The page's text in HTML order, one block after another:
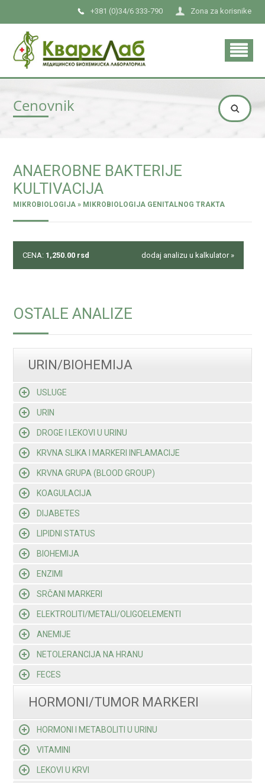
Zona za korisnike
+381 (0)34/6 333-790
Cenovnik
ANAEROBNE BAKTERIJE
KULTIVACIJA
MIKROBIOLOGIJA » MIKROBIOLOGIJA GENITALNOG TRAKTA
CENA: 1,250.00 rsd dodaj analizu u kalkulator »
OSTALE ANALIZE
URIN/BIOHEMIJA
USLUGE
URIN
DROGE I LEKOVI U URINU
KRVNA SLIKA I MARKERI INFLAMACIJE
KRVNA GRUPA (BLOOD GROUP)
KOAGULACIJA
DIJABETES
LIPIDNI STATUS
BIOHEMIJA
ENZIMI
SRČANI MARKERI
ELEKTROLITI/METALI/OLIGOELEMENTI
ANEMIJE
NETOLERANCIJA NA HRANU
FECES
HORMONI/TUMOR MARKERI
HORMONI I METABOLITI U URINU
VITAMINI
LEKOVI U KRVI